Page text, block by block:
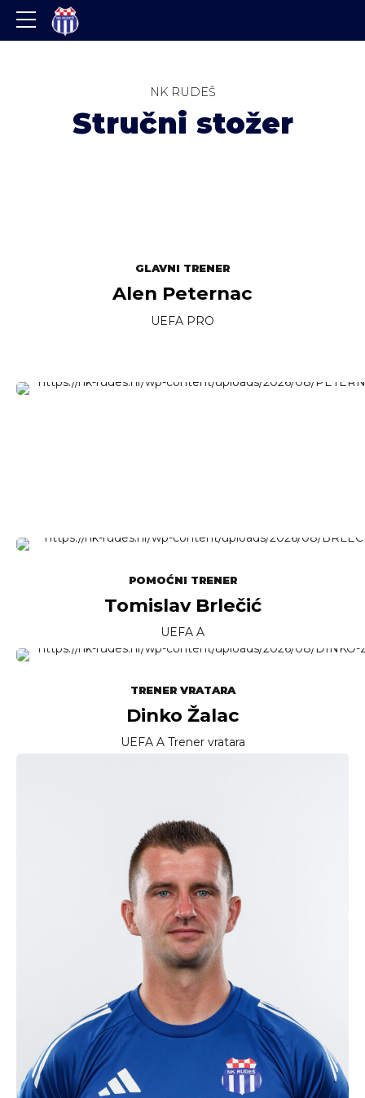
NK RUDEŠ
Stručni stožer
GLAVNI TRENER
Alen Peternac
UEFA PRO
POMOĆNI TRENER
Tomislav Brlečić
UEFA A
TRENER VRATARA
Dinko Žalac
UEFA A Trener vratara